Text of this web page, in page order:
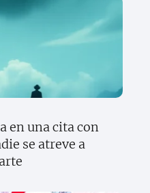
en una cita con
se atreve a